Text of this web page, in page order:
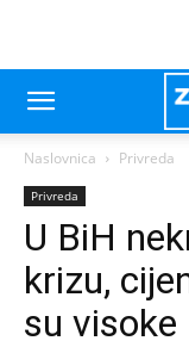
Naslovnica Privreda
Privreda
U BiH
krizu,
su visoke